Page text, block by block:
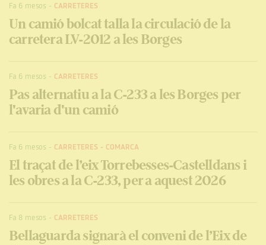
Fa 6 mesos - CARRETERES
Un camió bolcat talla la circulació de la
carretera LV-2012 a les Borges
Fa 6 mesos - CARRETERES
Pas alternatiu a la C-233 a les Borges per
l'avaria d'un camió
Fa 6 mesos - CARRETERES - COMARCA
El traçat de l’eix Torrebesses-Castelldans i
les obres a la C-233, per a aquest 2026
Fa 8 mesos - CARRETERES
Bellaguarda signarà el conveni de l’Eix de